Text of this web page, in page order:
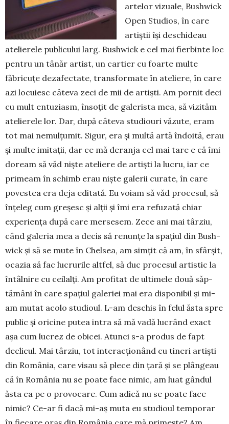
artelor vizuale, Bushwick
Open Stu­dios, în care
artiștii își deschideau
atelierele publi­cu­lui larg. Bushwick e cel mai fierbinte loc
pentru un tâ­năr artist, un cartier cu foarte multe
făbricuțe dez­afec­tate, transformate în ateliere, în care
azi locu­iesc câteva zeci de mii de artiști. Am pornit deci
cu mult entuziasm, însoțit de galerista mea, să vi­zităm
atelie­rele lor. Dar, după câteva studiouri vă­zu­te, eram
tot mai nemulțumit. Sigur, era și multă artă îndoită, erau
și multe imitații, dar ce mă deranja cel mai tare e că îmi
doream să văd niște ateliere de ar­tiști la lucru, iar ce
primeam în schimb erau niș­te galerii curate, în care
povestea era deja edi­tată. Eu voiam să văd pro­cesul, să
înțeleg cum greșesc și alții și îmi era refuzată chiar
expe­rien­­ța după care mer­sesem. Zece ani mai târ­ziu,
când galeria mea a decis să renunțe la spa­țiul din Bush­
wick și să se mute în Chel­­sea, am simțit că am, în sfârșit,
oca­zia să fac lu­cru­rile alt­fel, să duc pro­cesul artistic la
în­tâl­nire cu ceilalți. Am profitat de ulti­mele două săp­
tămâni în care spațiul galeriei mai era disponibil și mi-
am mutat aco­lo stu­di­oul. L-am deschis în felul ăsta spre
pu­blic și oricine putea intra să mă vadă lucrând exact
așa cum lucrez de obi­cei. Atunci s-a produs de fapt
declicul. Mai târziu, tot interacțio­nând cu tineri artiști
din România, care visau să ple­ce din țară și se plângeau
că în Ro­mâ­nia nu se poa­te face nimic, am luat gân­dul
ăsta ca pe o pro­vocare. Cum adică nu se poate face
nimic? Ce-ar fi dacă mi-aș muta eu studioul tem­porar